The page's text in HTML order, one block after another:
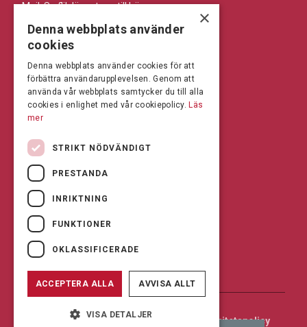
Mejl: Se flik längst ner till höger.
BRÅLANDA
Öppettider: 07:00-16:00
Andrésen Maskin i Brålanda AB
Nuntorp 301
464 64 Brålanda
Mejl: Se flik längst ner till höger.
© Copyright 2026 Andrésen Maskin AB. Integritetspolicy
×
Denna webbplats använder
cookies
Denna webbplats använder cookies för att
förbättra användarupplevelsen. Genom att
använda vår webbplats samtycker du till alla
cookies i enlighet med vår cookiepolicy. Läs
mer
STRIKT NÖDVÄNDIGT
PRESTANDA
INRIKTNING
FUNKTIONER
OKLASSIFICERADE
ACCEPTERA ALLA AVVISA ALLT
VISA DETALJER